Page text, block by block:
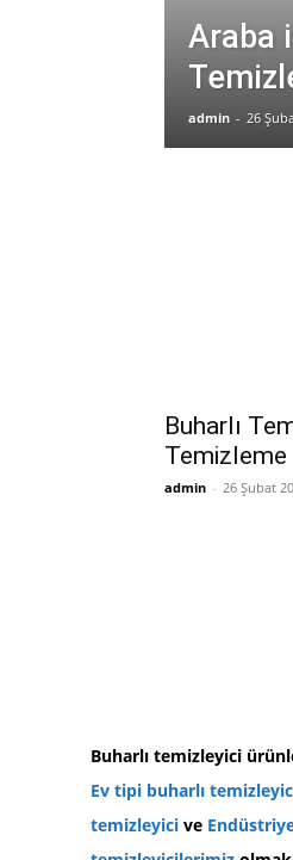
Araba
admin - 26
Buharlı
Temizleme
admin - 26 Şubat
Buharlı temizleyici
Ev tipi buharlı
temizleyici ve